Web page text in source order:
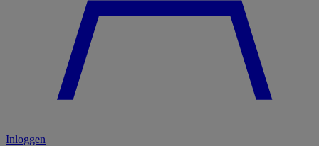
Inloggen